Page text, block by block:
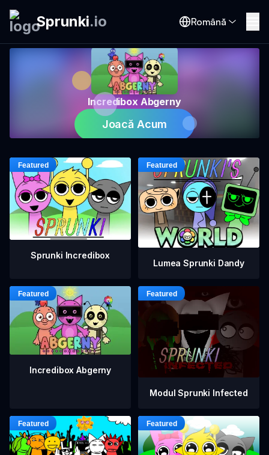
Sprunki.io Română
Incredibox Abgerny
Joacă Acum
Sprunki Incredibox
Lumea Sprunki Dandy
Incredibox Abgerny
Modul Sprunki Infected